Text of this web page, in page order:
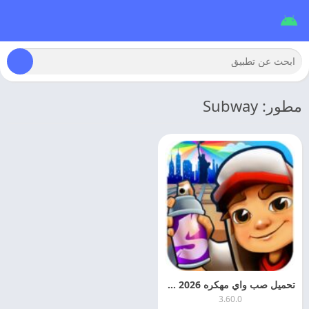
مطور: Subway
تحميل صب واي مهكره 2026 Subway Surfers APK اخر تحديث
3.60.0